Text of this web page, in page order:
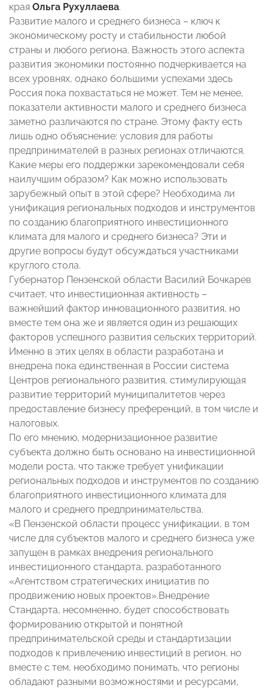
края Ольга Рухуллаева.
Развитие малого и среднего бизнеса – ключ к
экономическому росту и стабильности любой
страны и любого региона. Важность этого аспекта
развития экономики постоянно подчеркивается на
всех уровнях, однако большими успехами здесь
Россия пока похвастаться не может. Тем не менее,
показатели активности малого и среднего бизнеса
заметно различаются по стране. Этому факту есть
лишь одно объяснение: условия для работы
предпринимателей в разных регионах отличаются.
Какие меры его поддержки зарекомендовали себя
наилучшим образом? Как можно использовать
зарубежный опыт в этой сфере? Необходима ли
унификация региональных подходов и инструментов
по созданию благоприятного инвестиционного
климата для малого и среднего бизнеса? Эти и
другие вопросы будут обсуждаться участниками
круглого стола.
Губернатор Пензенской области Василий Бочкарев
считает, что инвестиционная активность –
важнейший фактор инновационного развития, но
вместе тем она же и является один из решающих
факторов успешного развития сельских территорий.
Именно в этих целях в области разработана и
внедрена пока единственная в России система
Центров регионального развития, стимулирующая
развитие территорий муниципалитетов через
предоставление бизнесу преференций, в том числе и
налоговых.
По его мнению, модернизационное развитие
субъекта должно быть основано на инвестиционной
модели роста, что также требует унификации
региональных подходов и инструментов по созданию
благоприятного инвестиционного климата для
малого и среднего предпринимательства.
«В Пензенской области процесс унификации, в том
числе для субъектов малого и среднего бизнеса уже
запущен в рамках внедрения регионального
инвестиционного стандарта, разработанного
«Агентством стратегических инициатив по
продвижению новых проектов».Внедрение
Стандарта, несомненно, будет способствовать
формированию открытой и понятной
предпринимательской среды и стандартизации
подходов к привлечению инвестиций в регион, но
вместе с тем, необходимо понимать, что регионы
обладают разными возможностями и ресурсами,